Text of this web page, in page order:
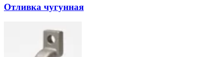
Отливка чугунная